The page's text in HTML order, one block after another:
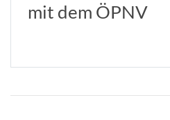
mit dem ÖPNV